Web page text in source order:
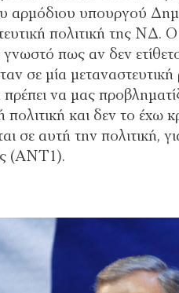
αρμόδιου υπουργού
πολιτική της ΝΔ. Ο
πως αν δεν
σε μία
να μας
και δεν το έχω
σε αυτή την πολιτική,
(ΑΝΤ1).